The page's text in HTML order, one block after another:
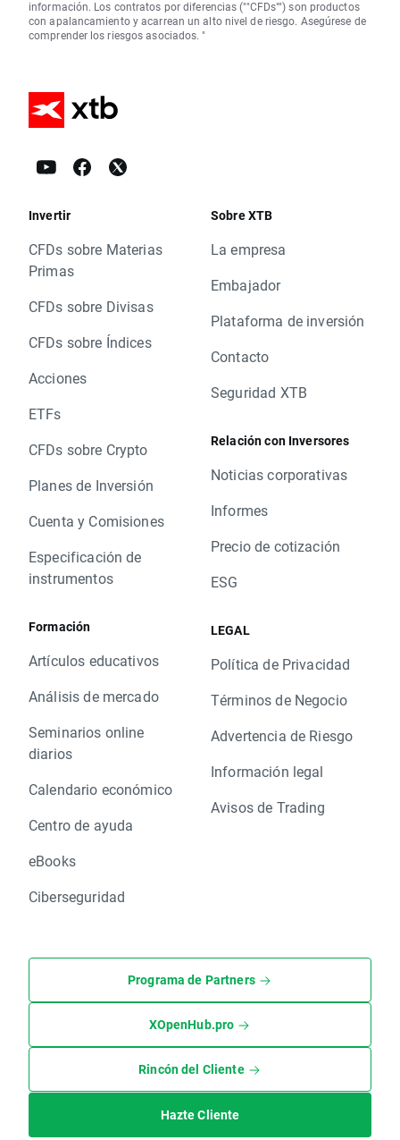
información. Los contratos por diferencias (""CFDs"") son productos
con apalancamiento y acarrean un alto nivel de riesgo. Asegúrese de
comprender los riesgos asociados. "
Invertir
CFDs sobre Materias
Primas
CFDs sobre Divisas
CFDs sobre Índices
Acciones
ETFs
CFDs sobre Crypto
Planes de Inversión
Cuenta y Comisiones
Especificación de
instrumentos
Formación
Artículos educativos
Análisis de mercado
Seminarios online
diarios
Calendario económico
Centro de ayuda
eBooks
Ciberseguridad
Sobre XTB
La empresa
Embajador
Plataforma de inversión
Contacto
Seguridad XTB
Relación con Inversores
Noticias corporativas
Informes
Precio de cotización
ESG
LEGAL
Política de Privacidad
Términos de Negocio
Advertencia de Riesgo
Información legal
Avisos de Trading
Programa de Partners
XOpenHub.pro
Rincón del Cliente
Hazte Cliente